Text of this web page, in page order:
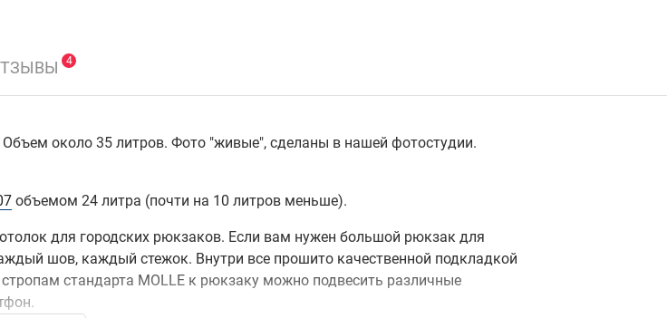
4
около 35 литров. Фото "живые", сделаны в нашей фотостудии.
объемом 24 литра (почти на 10 литров меньше).
для городских рюкзаков. Если вам нужен большой рюкзак для
шов, каждый стежок. Внутри все прошито качественной подкладкой
стандарта MOLLE к рюкзаку можно подвесить различные